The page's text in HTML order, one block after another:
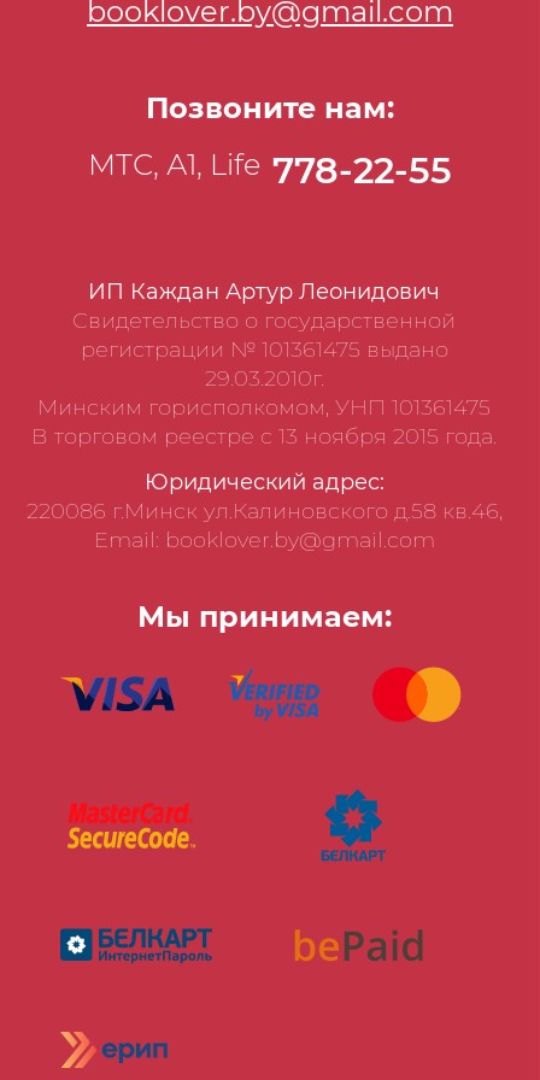
ИП Каждан Артур Леонидович
Свидетельство о государственной
регистрации № 101361475 выдано
29.03.2010г.
Минским горисполкомом, УНП 101361475
В торговом реестре с 13 ноября 2015 года.
Юридический адрес:
220086 г.Минск ул.Калиновского д.58 кв.46,
Email: booklover.by@gmail.com
Мы принимаем:
booklover.by@gmail.com
Позвоните нам:
МТС, А1, Life 778-22-55